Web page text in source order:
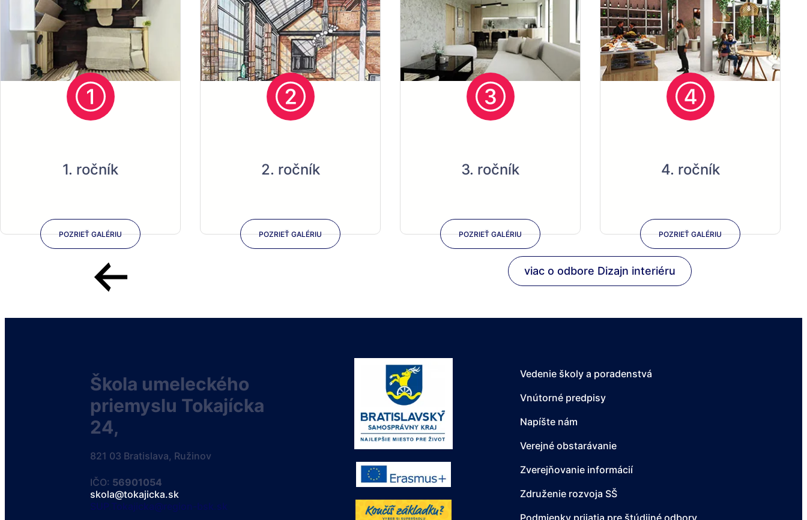
1. ročník
POZRIEŤ GALÉRIU
2. ročník
POZRIEŤ GALÉRIU
3. ročník
POZRIEŤ GALÉRIU
4. ročník
POZRIEŤ GALÉRIU
viac o odbore Dizajn interiéru
Škola umeleckého
priemyslu Tokajícka
24,
821 03 Bratislava, Ružinov
IČO: 56901054
skola@tokajicka.sk
SUP.Tokajicka@region-bsk.sk
Vedenie školy a poradenstvá
Vnútorné predpisy
Napíšte nám
Verejné obstarávanie
Zverejňovanie informácií
Združenie rozvoja SŠ
Podmienky prijatia pre štúdijné odbory